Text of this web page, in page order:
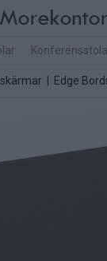
Edge